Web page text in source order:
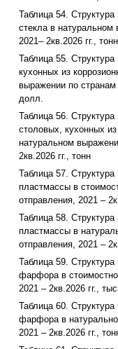
Таблица 54.
стекла в натуральном
2021– 2кв.2026 гг., тонн
Таблица 55.
кухонных из
выражении по странам
долл.
Таблица 56.
столовых, кухонных
натуральном
2кв.2026 гг., тонн
Таблица 57.
пластмассы в
отправления, 2021 –
Таблица 58.
пластмассы в
отправления, 2021 –
Таблица 59.
фарфора в
2021 – 2кв.2026 гг.,
Таблица 60.
фарфора в
2021 – 2кв.2026 гг.,